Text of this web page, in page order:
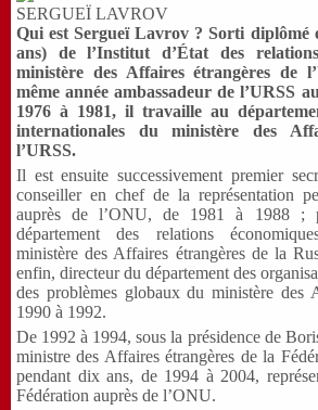
Qui est SergueïLavrov ? Sorti diplômé
ans) de l’Institut d’État des
ministère des Affaires étrangères de
même année ambassadeur de l’URSS
1976 à 1981, il travaille au
internationales du ministère des
l’URSS.
Il est ensuite successivement premier
conseiller en chef de la représentation
auprès de l’ONU, de 1981 à 1988 ;
département des relations
ministère des Affaires étrangères de la
enfin, directeur du département des
des problèmes globaux du ministère des
1990 à 1992.
De 1992 à 1994, sous la présidence de
ministre des Affaires étrangères de la
pendant dix ans, de 1994 à 2004,
Fédération auprès de l’ONU.